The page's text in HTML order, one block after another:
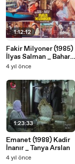
1:12:12
Fakir Milyoner (1985)
İlyas Salman _ Bahar
Öztan
4 yıl önce
1:23:33
Emanet (1988) Kadir
İnanır _ Tanya Arslan
4 yıl önce